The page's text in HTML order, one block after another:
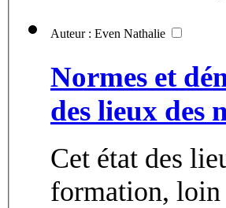
Auteur : Even Nathalie
Normes et
des lieux des
Cet état des
formation, loin